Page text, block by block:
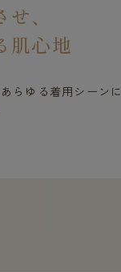
、
肌心地
らゆる着用シーンに